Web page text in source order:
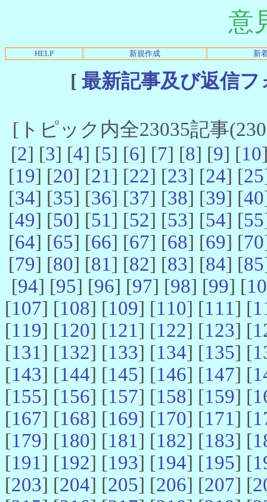
意
HELP 新規作成 新
[ 最新記事及び返信
[トピック内全23035記事
[2] [3] [4] [5] [6] [7] [8] [9] [10
[19] [20] [21] [22] [23] [24] [25
[34] [35] [36] [37] [38] [39] [40
[49] [50] [51] [52] [53] [54] [55
[64] [65] [66] [67] [68] [69] [70
[79] [80] [81] [82] [83] [84] [85
[94] [95] [96] [97] [98] [99] [
[107] [108] [109] [110] [111] [
[119] [120] [121] [122] [123] [
[131] [132] [133] [134] [135] [
[143] [144] [145] [146] [147] [
[155] [156] [157] [158] [159] [
[167] [168] [169] [170] [171] [
[179] [180] [181] [182] [183] [
[191] [192] [193] [194] [195] [
[203] [204] [205] [206] [207] [